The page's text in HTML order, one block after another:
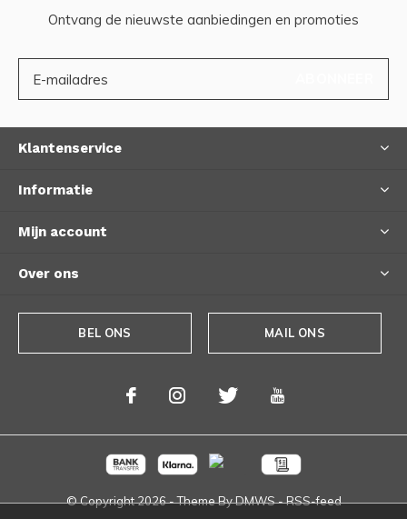
Ontvang de nieuwste aanbiedingen en promoties
Klantenservice
Informatie
Mijn account
Over ons
BEL ONS MAIL ONS
© Copyright2026- Theme ByDMWS-RSS-feed